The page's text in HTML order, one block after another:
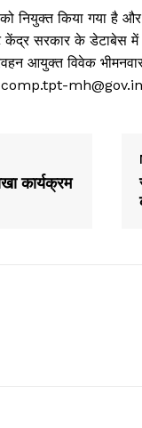
को नियुक्त किया गया
केंद्र सरकार के डेटाबेस
आयुक्त विवेक
कार्यक्रम